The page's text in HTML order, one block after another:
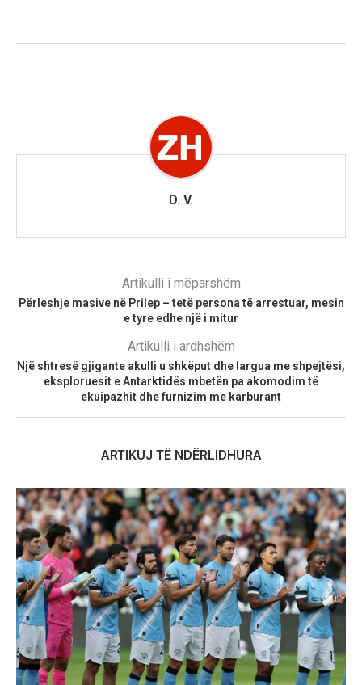
D. V.
Artikulli i mëparshëm
Përleshje masive në Prilep – tetë persona të arrestuar, mesin
e tyre edhe një i mitur
Artikulli i ardhshëm
Një shtresë gjigante akulli u shkëput dhe largua me shpejtësi,
eksploruesit e Antarktidës mbetën pa akomodim të
ekuipazhit dhe furnizim me karburant
ARTIKUJ TË NDËRLIDHURA